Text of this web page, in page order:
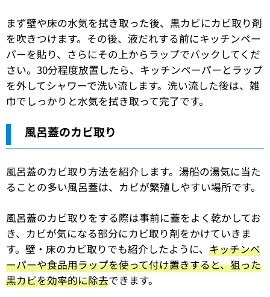
まず壁や床の水気を拭き取った後、黒カビにカビ取り剤
を吹きつけます。その後、液だれする前にキッチンペー
パーを貼り、さらにその上からラップでパックしてくだ
さい。30分程度放置したら、キッチンペーパーとラップ
を外してシャワーで洗い流します。洗い流した後は、雑
巾でしっかりと水気を拭き取って完了です。
風呂蓋のカビ取り
風呂蓋のカビ取り方法を紹介します。湯船の湯気に当た
ることの多い風呂蓋は、カビが繁殖しやすい場所です。
風呂蓋のカビ取りをする際は事前に蓋をよく乾かしてお
き、カビが気になる部分にカビ取り剤をかけていきま
す。壁・床のカビ取りでも紹介したように、 キッチンペ
ーパーや食品用ラップを使って付け置きすると、狙った
黒カビを効率的に除去できます。